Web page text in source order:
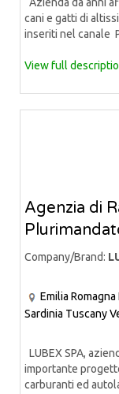
Azienda da anni
cani e gatti di
inseriti nel canale
View full
Agenzia di
Company/Brand:
Emilia Romagna
Sardinia Tuscany
LUBEX SPA,
importante
carburanti ed